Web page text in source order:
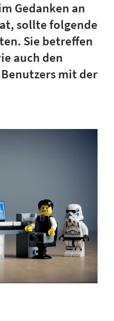
Gedanken an
sollte folgende
Sie betreffen
auch den
mit der